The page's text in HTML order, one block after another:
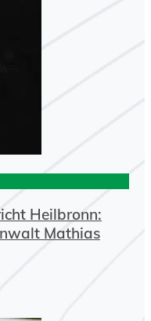
Heilbronn:
Mathias